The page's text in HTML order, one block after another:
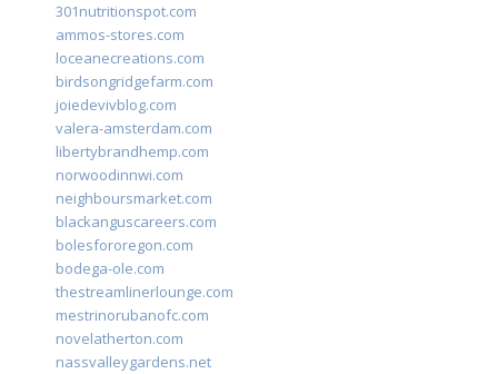
301nutritionspot.com
ammos-stores.com
loceanecreations.com
birdsongridgefarm.com
joiedevivblog.com
valera-amsterdam.com
libertybrandhemp.com
norwoodinnwi.com
neighboursmarket.com
blackanguscareers.com
bolesfororegon.com
bodega-ole.com
thestreamlinerlounge.com
mestrinorubanofc.com
novelatherton.com
nassvalleygardens.net